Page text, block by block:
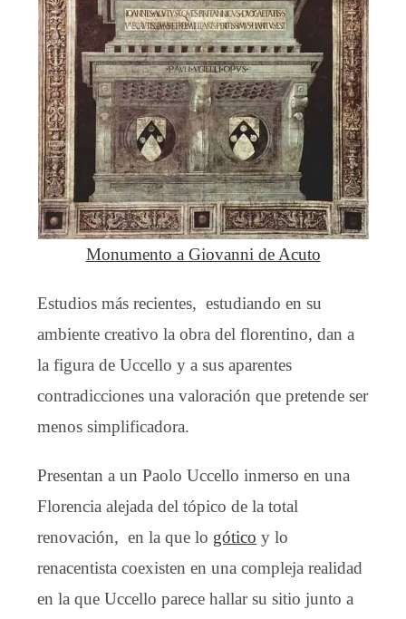
Monumento a Giovanni de Acuto
Estudios más recientes, estudiando en su
ambiente creativo la obra del florentino, dan a
la figura de Uccello y a sus aparentes
contradicciones una valoración que pretende ser
menos simplificadora.
Presentan a un Paolo Uccello inmerso en una
Florencia alejada del tópico de la total
renovación, en la que lo gótico y lo
renacentista coexisten en una compleja realidad
en la que Uccello parece hallar su sitio junto a